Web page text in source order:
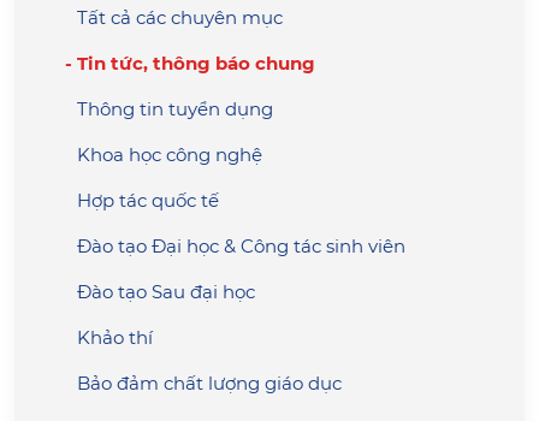
Tất cả các chuyên mục
Tin tức, thông báo chung
Thông tin tuyển dụng
Khoa học công nghệ
Hợp tác quốc tế
Đào tạo Đại học & Công tác sinh viên
Đào tạo Sau đại học
Khảo thí
Bảo đảm chất lượng giáo dục